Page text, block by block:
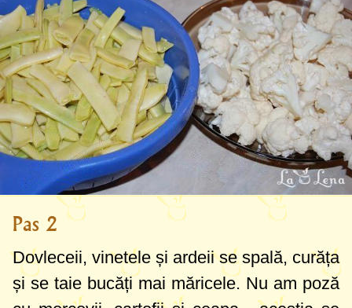
Pas 2
Dovleceii, vinetele și ardeii se spală, curăța
și se taie bucăți mai măricele. Nu am poză